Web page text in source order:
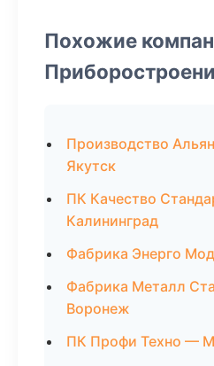
Похожие
Производство
Якутск
ПК Качество
Калининград
Фабрика Энерго
Фабрика Металл
Воронеж
ПК Профи Техно —